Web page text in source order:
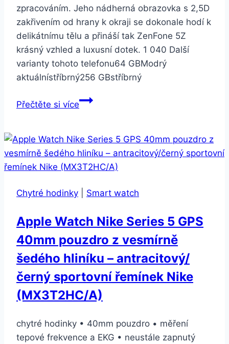
zpracováním. Jeho nádherná obrazovka s 2,5D
zakřivením od hrany k okraji se dokonale hodí k
delikátnímu tělu a přináší tak ZenFone 5Z
krásný vzhled a luxusní dotek. 1 040 Další
varianty tohoto telefonu64 GBModrý
aktuálnístříbrný256 GBstříbrný
Přečtěte si víceASUS
64GB
ZS620KL
Modrý
Chytré hodinky Smart watch
Apple Watch Nike Series 5 GPS
40mm pouzdro z vesmírně
šedého hliníku – antracitový/
černý sportovní řemínek Nike
(MX3T2HC/A)
chytré hodinky • 40mm pouzdro • měření
tepové frekvence a EKG • neustále zapnutý